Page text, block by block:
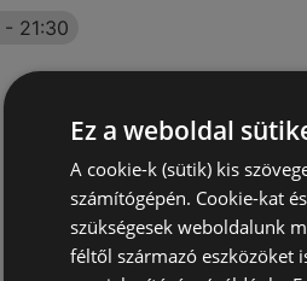
- 21:30
Ez a weboldal
A cookie-k (sütik) kis
számítógépén. Cookie-kat
szükségesek weboldalunk
féltől származó eszközöket